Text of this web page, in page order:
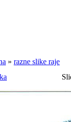
» razne slike raje